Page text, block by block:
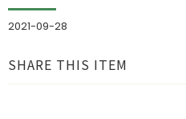
2021-09-28
SHARE THIS ITEM